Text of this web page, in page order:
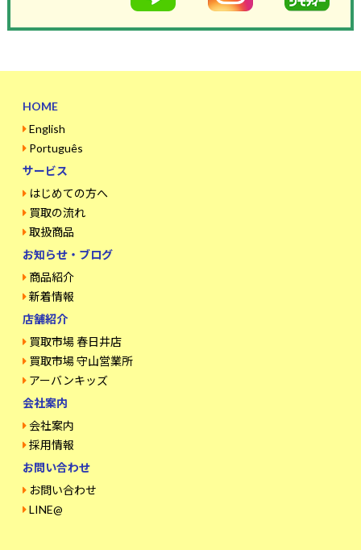
HOME
English
Português
サービス
はじめての方へ
買取の流れ
取扱商品
お知らせ・ブログ
商品紹介
新着情報
店舗紹介
買取市場 春日井店
買取市場 守山営業所
アーバンキッズ
会社案内
会社案内
採用情報
お問い合わせ
お問い合わせ
LINE@